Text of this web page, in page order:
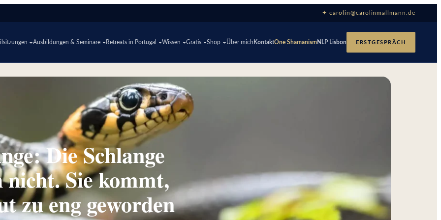
✦ carolin@carolinmallmann.de
Ausbildungen & Seminare Retreats in Portugal Wissen Gratis Shop Über mich KontaktOne ShamanismNLP Lisbon ERSTGESPRÄCH
Die Schlange
Sie kommt,
zu eng geworden